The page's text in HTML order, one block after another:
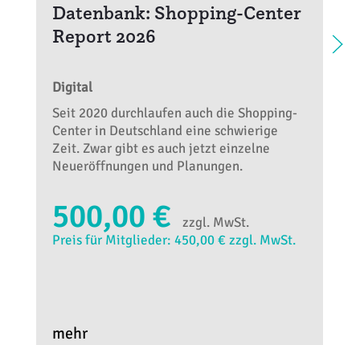
Datenbank: Shopping-Center
Report 2026
Digital
Seit 2020 durchlaufen auch die Shopping-
Center in Deutschland eine schwierige
Zeit. Zwar gibt es auch jetzt einzelne
Neueröffnungen und Planungen.
500,00 €
zzgl. MwSt.
Preis für Mitglieder: 450,00 € zzgl. MwSt.
mehr